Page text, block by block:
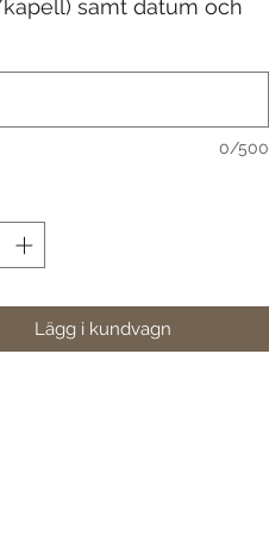
samt datum och
0/500
Lägg i kundvagn